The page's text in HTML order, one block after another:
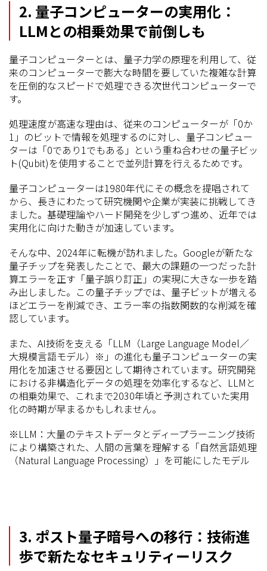
2. 量子コンピューターの実用化：
LLMとの相乗効果で前倒しも
量子コンピューターとは、量子力学の原理を利用して、従
来のコンピューターで膨大な時間を要していた複雑な計算
を圧倒的なスピードで処理できる次世代コンピューターで
す。
処理速度が高速な理由は、従来のコンピューターが「0か
1」のビットで情報を処理するのに対し、量子コンピュー
ターは「0であり1でもある」という重ね合わせの量子ビッ
ト(Qubit)を使用することで並列計算を行えるためです。
量子コンピューターは1980年代にその概念を提唱されて
から、長きにわたって研究機関や企業が実装に挑戦してき
ました。基礎理論やハード開発を少しずつ進め、近年では
実用化に向けた動きが加速しています。
そんな中、2024年に転機が訪れました。Googleが新たな
量子チップを発表したことで、最大の課題の一つだった計
算エラーを正す「量子誤り訂正」の実現に大きな一歩を踏
み出しました。この量子チップでは、量子ビットが増える
ほどエラーを削減でき、エラー率の指数関数的な削減を確
認しています。
また、AI技術を支える「LLM（Large Language Model／
大規模言語モデル）※」の進化も量子コンピューターの実
用化を加速させる要因として期待されています。研究開発
における非構造化データの処理を効率化するなど、LLMと
の相乗効果で、これまで2030年頃と予測されていた実用
化の時期が早まるかもしれません。
※LLM：大量のテキストデータとディープラーニング技術
により構築された、人間の言葉を理解する「自然言語処理
（Natural Language Processing）」を可能にしたモデル
3. ポスト量子暗号への移行：技術進
歩で新たなセキュリティーリスク